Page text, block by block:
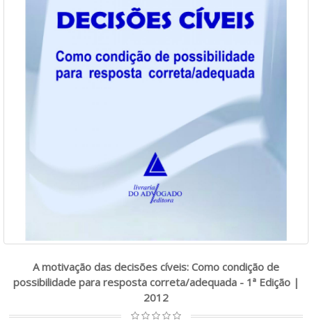
A motivação das decisões cíveis: Como condição de
possibilidade para resposta correta/adequada - 1ª Edição |
2012